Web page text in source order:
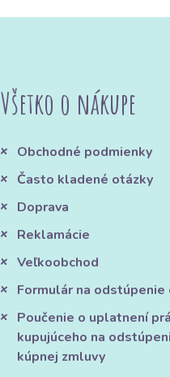
Všetko o nákupe
Obchodné podmienky
Často kladené otázky
Doprava
Reklamácie
Veľkoobchod
Formulár na odstúpenie
Poučenie o uplatnení
kupujúceho na
kúpnej zmluvy